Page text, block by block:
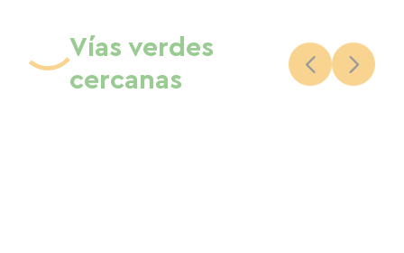
Vías verdes
cercanas